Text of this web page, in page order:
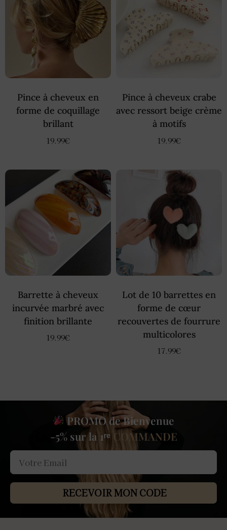
Pince à cheveux en
forme de coquillage
brillant
19.99€
Pince à cheveux crabe
avec ressort beige crème
à motifs
19.99€
Barrette à cheveux
incurvée marbré avec
finition brillante
19.99€
Lot de 10 barrettes en
forme de cœur
recouvertes de fourrure
multicolores
17.99€
PROMO de Bienvenue
-5% sur la 1ʳᵉ COMMANDE
RECEVOIR MON CODE